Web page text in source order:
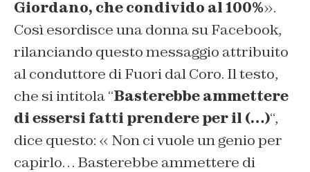
Giordano, che condivido al 100%».
Così esordisce una donna su Facebook,
rilanciando questo messaggio attribuito
al conduttore di Fuori dal Coro. Il testo,
che si intitola “Basterebbe ammettere
di essersi fatti prendere per il (…)“,
dice questo: « Non ci vuole un genio per
capirlo… Basterebbe ammettere di